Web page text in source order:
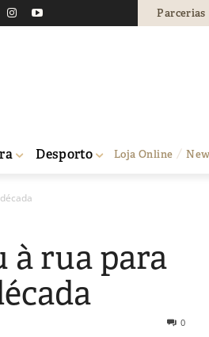
Parcerias
Desporto Loja Online
à rua para
0